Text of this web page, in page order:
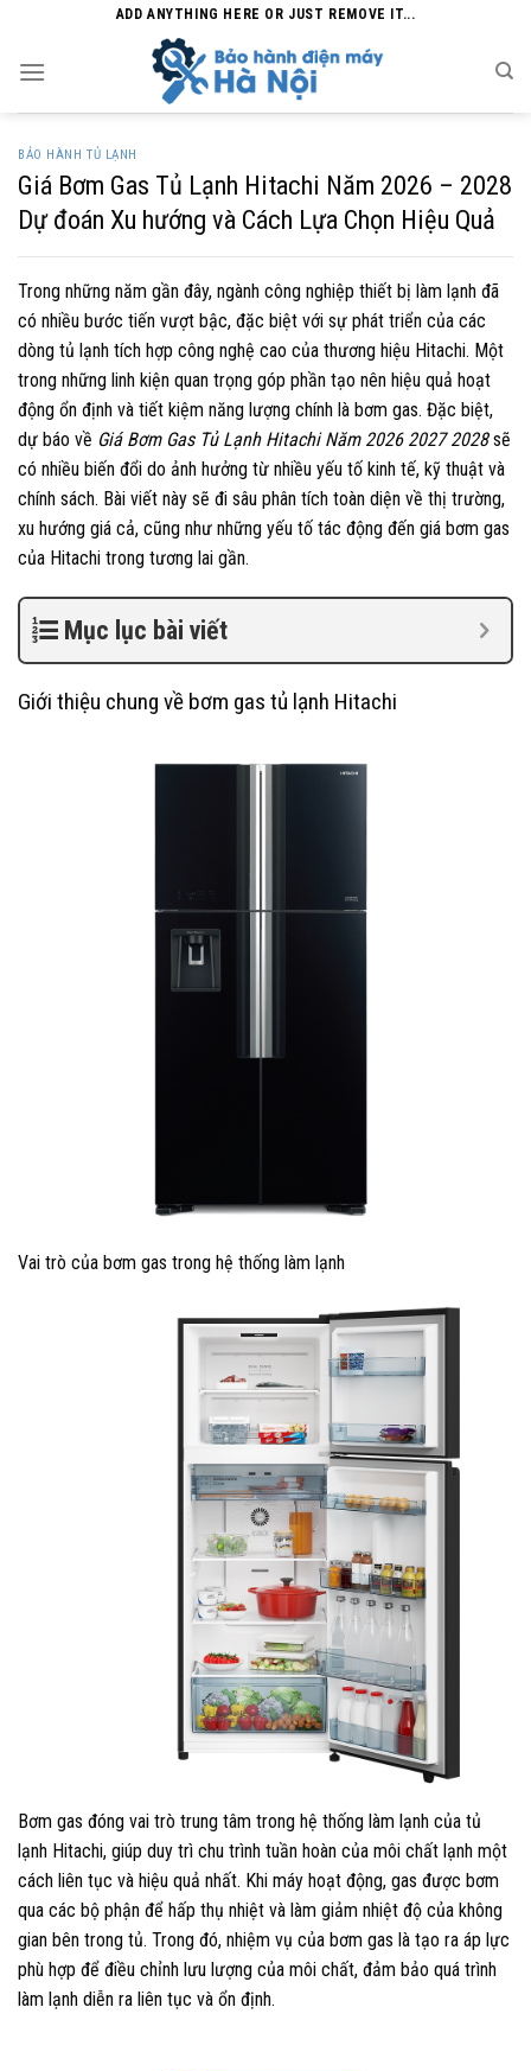
content
ADD ANYTHING HERE OR JUST REMOVE IT...
BẢO HÀNH TỦ LẠNH
Giá Bơm Gas Tủ Lạnh Hitachi Năm 2026 – 2028
Dự đoán Xu hướng và Cách Lựa Chọn Hiệu Quả
Trong những năm gần đây, ngành công nghiệp thiết bị làm lạnh đã
có nhiều bước tiến vượt bậc, đặc biệt với sự phát triển của các
dòng tủ lạnh tích hợp công nghệ cao của thương hiệu Hitachi. Một
trong những linh kiện quan trọng góp phần tạo nên hiệu quả hoạt
động ổn định và tiết kiệm năng lượng chính là bơm gas. Đặc biệt,
dự báo về Giá Bơm Gas Tủ Lạnh Hitachi Năm 2026 2027 2028sẽ
có nhiều biến đổi do ảnh hưởng từ nhiều yếu tố kinh tế, kỹ thuật và
chính sách. Bài viết này sẽ đi sâu phân tích toàn diện về thị trường,
xu hướng giá cả, cũng như những yếu tố tác động đến giá bơm gas
của Hitachi trong tương lai gần.
Mục lục bài viết
Giới thiệu chung về bơm gas tủ lạnh Hitachi
Vai trò của bơm gas trong hệ thống làm lạnh
Bơm gas đóng vai trò trung tâm trong hệ thống làm lạnh của tủ
lạnh Hitachi, giúp duy trì chu trình tuần hoàn của môi chất lạnh một
cách liên tục và hiệu quả nhất. Khi máy hoạt động, gas được bơm
qua các bộ phận để hấp thụ nhiệt và làm giảm nhiệt độ của không
gian bên trong tủ. Trong đó, nhiệm vụ của bơm gas là tạo ra áp lực
phù hợp để điều chỉnh lưu lượng của môi chất, đảm bảo quá trình
làm lạnh diễn ra liên tục và ổn định.